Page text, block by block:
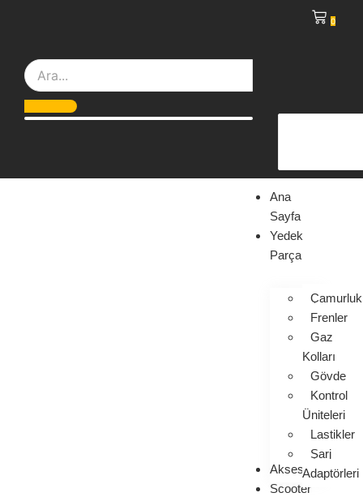
0
Ana
Sayfa
Yedek
Parça
Frenler
Gaz
Kolları
Gövde
Kontrol
Üniteleri
Lastikler
Şarj
Adaptörleri
Aksesuarlar
Scooter